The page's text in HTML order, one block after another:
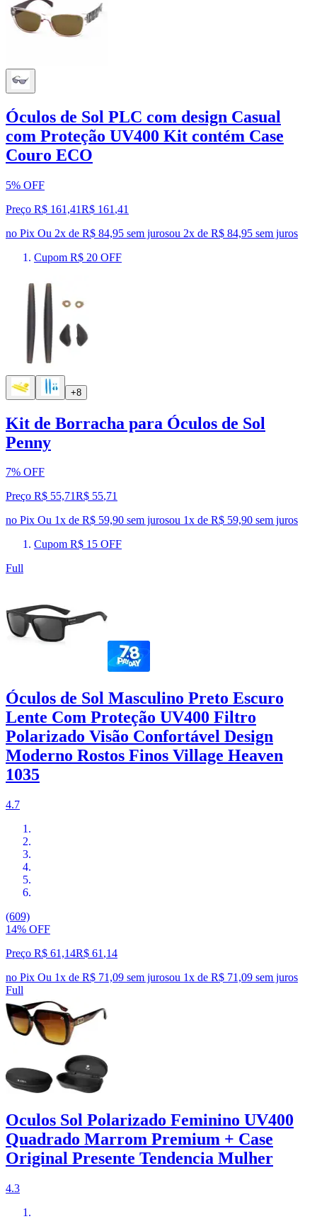
Óculos de Sol PLC com design Casual
com Proteção UV400 Kit contém Case
Couro ECO
5% OFF
Preço R$ 161,41R$ 161 ,41
no Pix Ou 2x de R$ 84,95 sem jurosou 2x de R$ 84,95 sem juros
Cupom R$ 20 OFF
+8
Kit de Borracha para Óculos de Sol
Penny
7% OFF
Preço R$ 55,71R$ 55,71
no Pix Ou 1x de R$ 59,90 sem jurosou 1x de R$ 59,90 sem juros
Cupom R$ 15 OFF
Full
Óculos de Sol Masculino Preto Escuro
Lente Com Proteção UV400 Filtro
Polarizado Visão Confortável Design
Moderno Rostos Finos Village Heaven
1035
4.7
(609)
14% OFF
Preço R$ 61,14R$ 61 ,14
no Pix Ou 1x de R$ 71,09 sem jurosou 1x de R$ 71,09 sem juros
Full
Oculos Sol Polarizado Feminino UV400
Quadrado Marrom Premium + Case
Original Presente Tendencia Mulher
4.3